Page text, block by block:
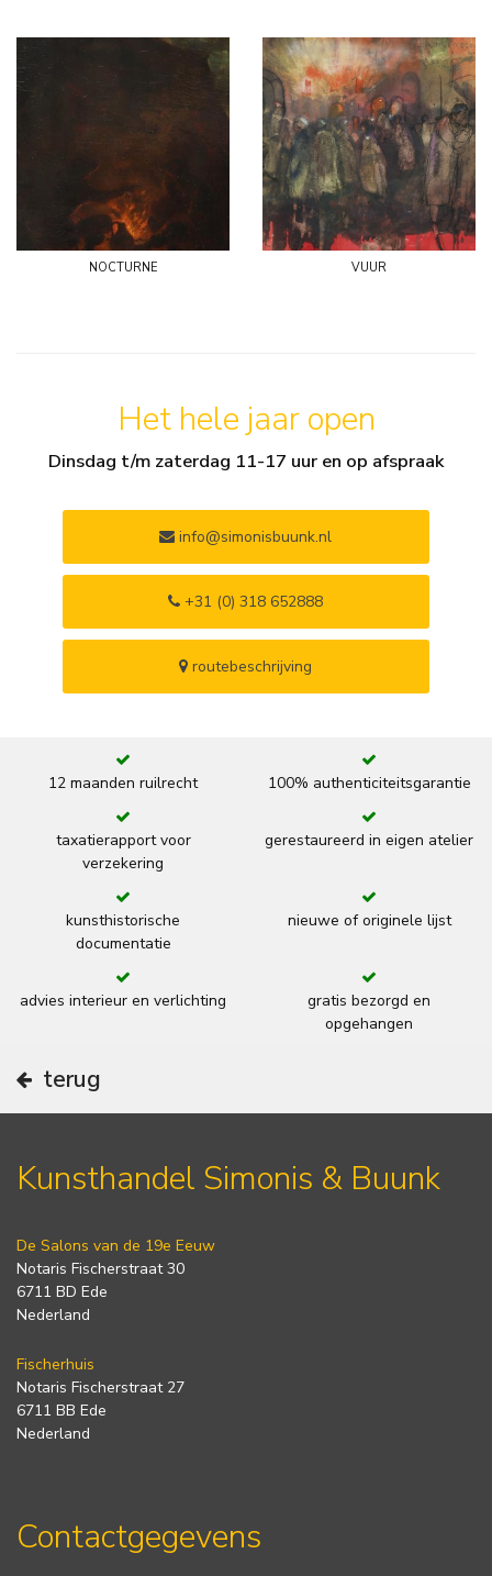
nocturne vuur
Het hele jaar open
Dinsdag t/m zaterdag 11-17 uur en op afspraak
info@simonisbuunk.nl
+31 (0) 318 652888
routebeschrijving
12 maanden ruilrecht 100% authenticiteitsgarantie
taxatierapport voor
verzekering
gerestaureerd in eigen atelier
kunsthistorische
documentatie
nieuwe of originele lijst
advies interieur en verlichting
gratis bezorgd en
opgehangen
terug
Kunsthandel Simonis & Buunk
De Salons van de 19e Eeuw
Notaris Fischerstraat 30
6711 BD Ede
Nederland
Fischerhuis
Notaris Fischerstraat 27
6711 BB Ede
Nederland
Contactgegevens